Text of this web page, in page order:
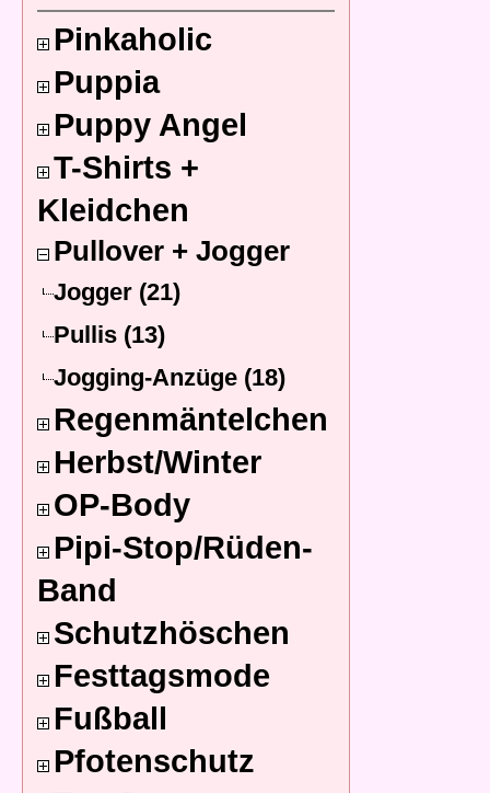
Pinkaholic
Puppia
Puppy Angel
T-Shirts +
Kleidchen
Pullover + Jogger
Jogger (21)
Pullis (13)
Jogging-Anzüge (18)
Regenmäntelchen
Herbst/Winter
OP-Body
Pipi-Stop/Rüden-
Band
Schutzhöschen
Festtagsmode
Fußball
Pfotenschutz